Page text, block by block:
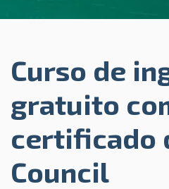
Curso de
gratuito
certificado
Council